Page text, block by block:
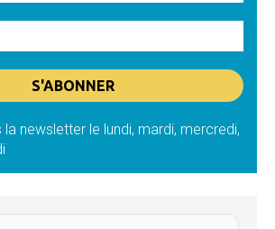
newsletter le lundi, mardi, mercredi,